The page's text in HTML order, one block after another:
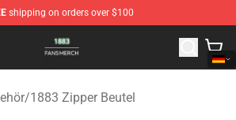
shipping on orders over $100
1883 Merchandise Store
/1883 Zipper Beutel